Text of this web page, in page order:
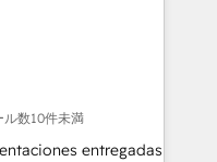
marketing. With
tech companies
are committed to
their
through
integration of
ル数10件未満
entregadas